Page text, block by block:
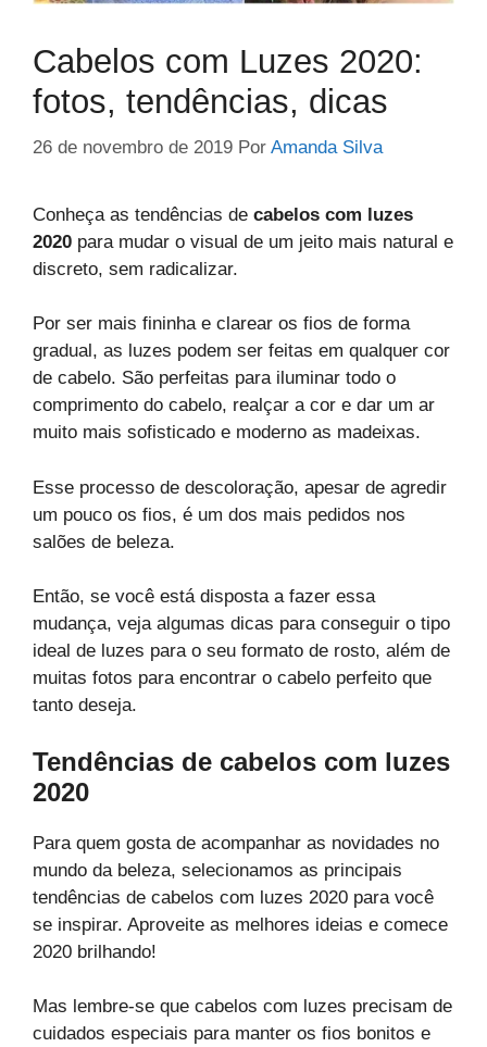
Cabelos com Luzes 2020:
fotos, tendências, dicas
26 de novembro de 2019 Por Amanda Silva
Conheça as tendências de cabelos com luzes
2020 para mudar o visual de um jeito mais natural e
discreto, sem radicalizar.
Por ser mais fininha e clarear os fios de forma
gradual, as luzes podem ser feitas em qualquer cor
de cabelo. São perfeitas para iluminar todo o
comprimento do cabelo, realçar a cor e dar um ar
muito mais sofisticado e moderno as madeixas.
Esse processo de descoloração, apesar de agredir
um pouco os fios, é um dos mais pedidos nos
salões de beleza.
Então, se você está disposta a fazer essa
mudança, veja algumas dicas para conseguir o tipo
ideal de luzes para o seu formato de rosto, além de
muitas fotos para encontrar o cabelo perfeito que
tanto deseja.
Tendências de cabelos com luzes
2020
Para quem gosta de acompanhar as novidades no
mundo da beleza, selecionamos as principais
tendências de cabelos com luzes 2020 para você
se inspirar. Aproveite as melhores ideias e comece
2020 brilhando!
Mas lembre-se que cabelos com luzes precisam de
cuidados especiais para manter os fios bonitos e